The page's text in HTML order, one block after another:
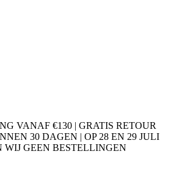
VANAF €130 | GRATIS RETOUR
30 DAGEN | OP 28 EN 29 JULI
WIJ GEEN BESTELLINGEN